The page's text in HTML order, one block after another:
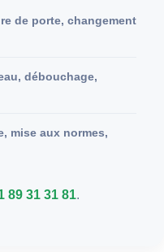
de porte, changement
débouchage,
mise aux normes,
89 31 31 81.